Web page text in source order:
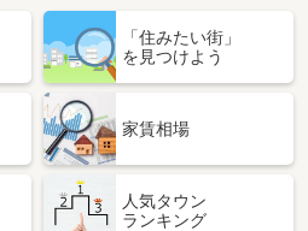
「住みたい街」
を見つけよう
家賃相場
人気タウン
ランキング